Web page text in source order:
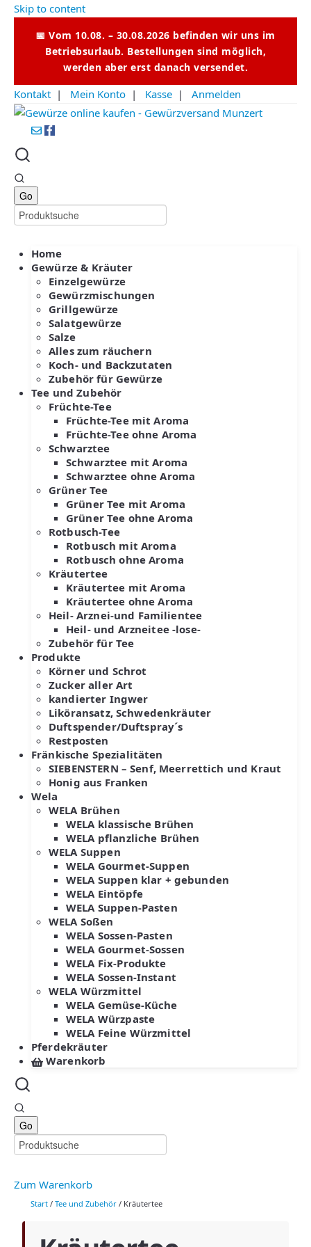
Skip to content
📅 Vom 10.08. – 30.08.2026 befinden wir uns im
Betriebsurlaub. Bestellungen sind möglich,
werden aber erst danach versendet.
Kontakt | Mein Konto | Kasse | Anmelden
Home
Gewürze & Kräuter
Einzelgewürze
Gewürzmischungen
Grillgewürze
Salatgewürze
Salze
Alles zum räuchern
Koch- und Backzutaten
Zubehör für Gewürze
Tee und Zubehör
Früchte-Tee
Früchte-Tee mit Aroma
Früchte-Tee ohne Aroma
Schwarztee
Schwarztee mit Aroma
Schwarztee ohne Aroma
Grüner Tee
Grüner Tee mit Aroma
Grüner Tee ohne Aroma
Rotbusch-Tee
Rotbusch mit Aroma
Rotbusch ohne Aroma
Kräutertee
Kräutertee mit Aroma
Kräutertee ohne Aroma
Heil- Arznei-und Familientee
Heil- und Arzneitee -lose-
Zubehör für Tee
Produkte
Körner und Schrot
Zucker aller Art
kandierter Ingwer
Liköransatz, Schwedenkräuter
Duftspender/Duftspray´s
Restposten
Fränkische Spezialitäten
SIEBENSTERN – Senf, Meerrettich und Kraut
Honig aus Franken
Wela
WELA Brühen
WELA klassische Brühen
WELA pflanzliche Brühen
WELA Suppen
WELA Gourmet-Suppen
WELA Suppen klar + gebunden
WELA Eintöpfe
WELA Suppen-Pasten
WELA Soßen
WELA Sossen-Pasten
WELA Gourmet-Sossen
WELA Fix-Produkte
WELA Sossen-Instant
WELA Würzmittel
WELA Gemüse-Küche
WELA Würzpaste
WELA Feine Würzmittel
Pferdekräuter
Warenkorb
Zum Warenkorb
Start / Tee und Zubehör / Kräutertee